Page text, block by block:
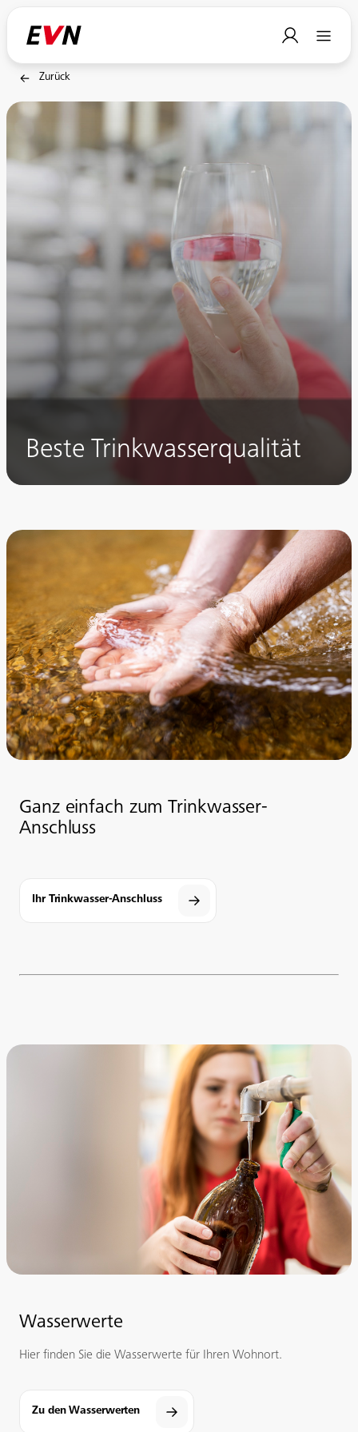
Zurück
Beste Trinkwasserqualität
Ganz einfach zum Trinkwasser-
Anschluss
Ihr Trinkwasser-Anschluss
Wasserwerte
Hier finden Sie die Wasserwerte für Ihren Wohnort.
Zu den Wasserwerten